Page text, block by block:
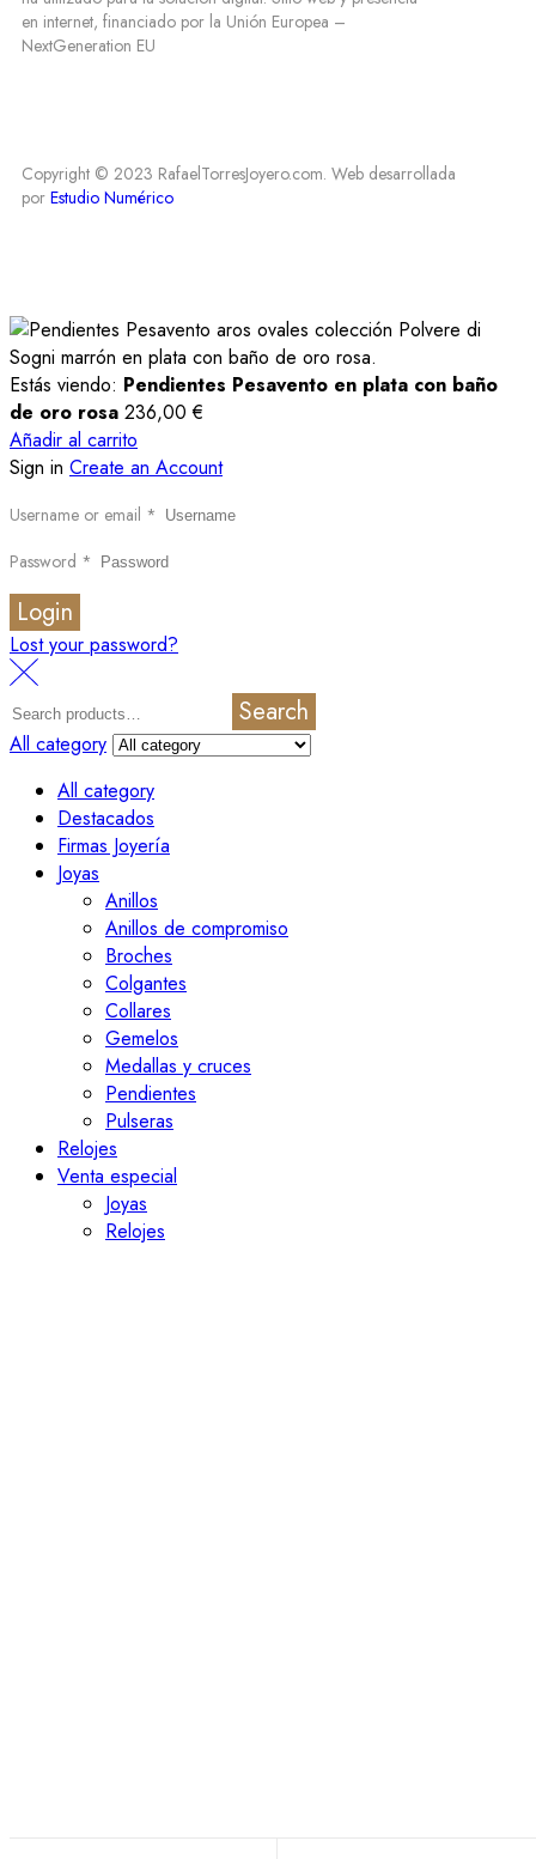
en internet, financiado por la Unión Europea –
NextGeneration EU
Copyright © 2023 RafaelTorresJoyero.com. Web desarrollada
por Estudio Numérico
Estás viendo: Pendientes Pesavento en plata con baño
de oro rosa 236,00€
Añadir al carrito
Sign in Create an Account
Username or email *
Password *
Login
Lost your password?
Search
All category
All category
Destacados
Firmas Joyería
Joyas
Anillos
Anillos de compromiso
Broches
Colgantes
Collares
Gemelos
Medallas y cruces
Pendientes
Pulseras
Relojes
Venta especial
Joyas
Relojes